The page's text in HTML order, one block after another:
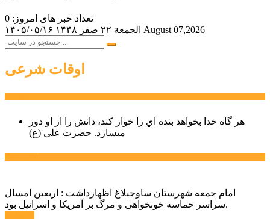
تعداد خبر های امروز: 0
۱۴۰۵/۰۵/۱۶
الجمعة ۲۲ صفر ۱۴۴۸ August 07,2026
اوقات شرعی
هر گاه خدا بخواهد بنده اي را خوار كند، دانش را از او دور
میسازد. حضرت علی (ع)
امام جمعه شهرستان ساوجبلاغ اظهارداشت : اربعین امسال
سراسر حماسه خونخواهی و مرگ بر آمریکا و اسرائیل بود.